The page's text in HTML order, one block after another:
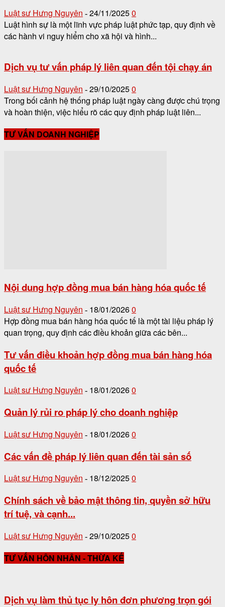
Luật sư Hưng Nguyên - 24/11/20250
Luật hình sự là một lĩnh vực pháp luật phức tạp, quy định về
các hành vi nguy hiểm cho xã hội và hình...
Dịch vụ tư vấn pháp lý liên quan đến tội chạy án
Luật sư Hưng Nguyên - 29/10/20250
Trong bối cảnh hệ thống pháp luật ngày càng được chú trọng
và hoàn thiện, việc hiểu rõ các quy định pháp luật liên...
TƯ VẤN DOANH NGHIỆP
Nội dung hợp đồng mua bán hàng hóa quốc tế
Luật sư Hưng Nguyên - 18/01/20260
Hợp đồng mua bán hàng hóa quốc tế là một tài liệu pháp lý
quan trọng, quy định các điều khoản giữa các bên...
Tư vấn điều khoản hợp đồng mua bán hàng hóa
quốc tế
Luật sư Hưng Nguyên - 18/01/20260
Quản lý rủi ro pháp lý cho doanh nghiệp
Luật sư Hưng Nguyên - 18/01/20260
Các vấn đề pháp lý liên quan đến tài sản số
Luật sư Hưng Nguyên - 18/12/20250
Chính sách về bảo mật thông tin, quyền sở hữu
trí tuệ, và cạnh...
Luật sư Hưng Nguyên - 29/10/20250
TƯ VẤN HÔN NHÂN - THỪA KẾ
Dịch vụ làm thủ tục ly hôn đơn phương trọn gói